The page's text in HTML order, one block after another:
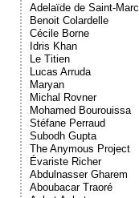
Adelaïde de Saint-Marc
Benoit Colardelle
Cécile Borne
Idris Khan
Le Titien
Lucas Arruda
Maryan
Michal Rovner
Mohamed Bourouissa
Stéfane Perraud
Subodh Gupta
The Anymous Project
Évariste Richer
Abdulnasser Gharem
Aboubacar Traoré